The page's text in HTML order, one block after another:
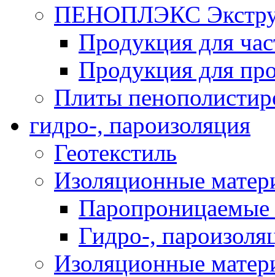
ПЕНОПЛЭКС
Продукция для
Продукция для
Плиты
гидро-, пароизоляция
Геотекстиль
Изоляционные
Гидро-,
Изоляционные